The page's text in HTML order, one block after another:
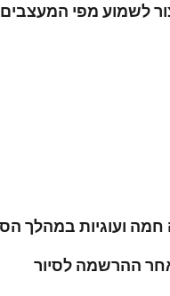
לשמוע מפי המעצבים
ההרשמה לסיור